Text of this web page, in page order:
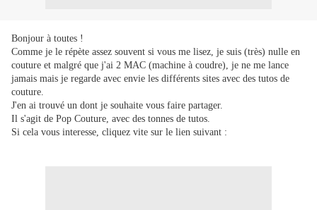
Bonjour à toutes !
Comme je le répète assez souvent si vous me lisez, je suis (très) nulle en
couture et malgré que j'ai 2 MAC (machine à coudre), je ne me lance
jamais mais je regarde avec envie les différents sites avec des tutos de
couture.
J'en ai trouvé un dont je souhaite vous faire partager.
Il s'agit de Pop Couture, avec des tonnes de tutos.
Si cela vous interesse, cliquez vite sur le lien suivant :